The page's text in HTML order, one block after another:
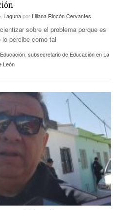
Lagunapor Liliana Rincón Cervantes
sobre el problema porque es
percibe como tal
subsecretario de Educación en La
León